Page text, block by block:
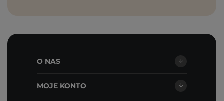
O NAS
MOJE KONTO